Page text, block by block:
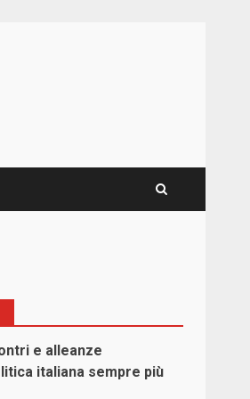
e alleanze
italiana sempre più